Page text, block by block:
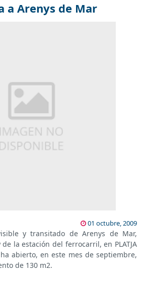
a Arenys de Mar
01 octubre, 2009
y transitado de Arenys de Mar,
la estación del ferrocarril, en PLATJA
ha abierto, en este mes de septiembre,
de 130 m2.